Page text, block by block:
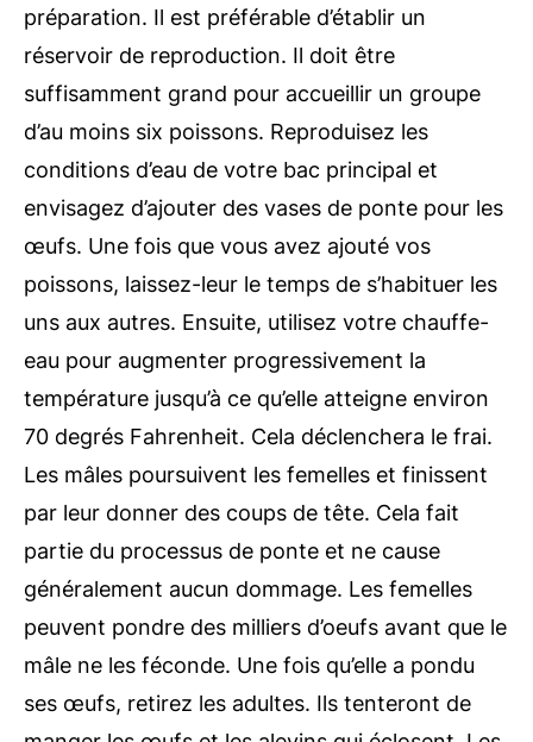
préparation. Il est préférable d’établir un
réservoir de reproduction. Il doit être
suffisamment grand pour accueillir un groupe
d’au moins six poissons. Reproduisez les
conditions d’eau de votre bac principal et
envisagez d’ajouter des vases de ponte pour les
œufs. Une fois que vous avez ajouté vos
poissons, laissez-leur le temps de s’habituer les
uns aux autres. Ensuite, utilisez votre chauffe-
eau pour augmenter progressivement la
température jusqu’à ce qu’elle atteigne environ
70 degrés Fahrenheit. Cela déclenchera le frai.
Les mâles poursuivent les femelles et finissent
par leur donner des coups de tête. Cela fait
partie du processus de ponte et ne cause
généralement aucun dommage. Les femelles
peuvent pondre des milliers d’oeufs avant que le
mâle ne les féconde. Une fois qu’elle a pondu
ses œufs, retirez les adultes. Ils tenteront de